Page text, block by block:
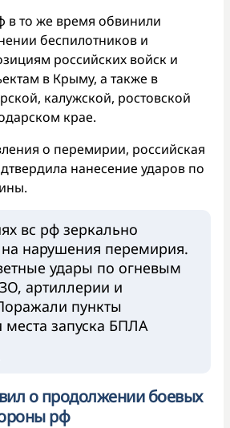
то же время обвинили
беспилотников и
российских войск и
в Крыму, а также в
калужской, ростовской
крае.
о перемирии, российская
нанесение ударов по
вс рф зеркально
нарушения перемирия.
удары по огневым
артиллерии и
пункты
места запуска БПЛА
о продолжении боевых
рф